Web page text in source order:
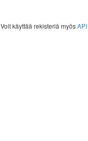
Voit käyttää rekisteriä myösAPI